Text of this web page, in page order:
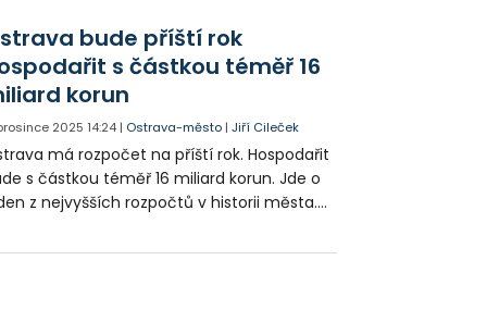
Bazalů, ale i výstavbu nových bytů.
bude příští rok
s částkou téměř 16
korun
2025 14:24 | Ostrava-město |Jiří Cileček
má rozpočet na příští rok. Hospodařit
s částkou téměř 16 miliard korun. Jde o
z nejvyšších rozpočtů v historii města.
Od koncertního sálu přes projekt